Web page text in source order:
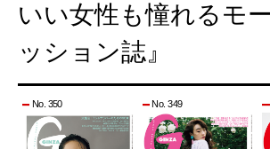
いい女性も憧れるモ
ッション誌』
No. 350 No. 349